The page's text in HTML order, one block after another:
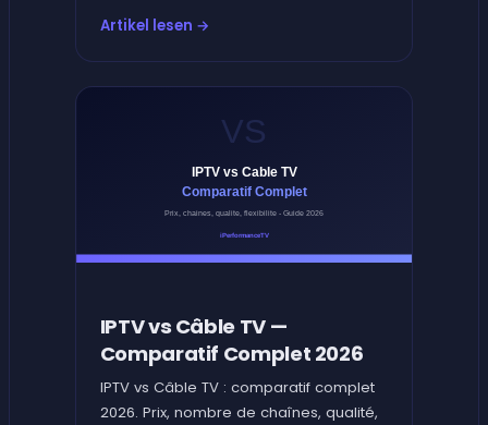
Artikel lesen →
IPTV vs Câble TV —
Comparatif Complet 2026
IPTV vs Câble TV : comparatif complet
2026. Prix, nombre de chaînes, qualité,